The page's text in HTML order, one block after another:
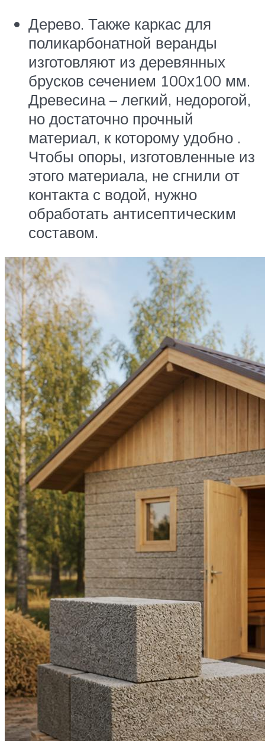
Дерево. Также каркас для
поликарбонатной веранды
изготовляют из деревянных
брусков сечением 100х100 мм.
Древесина – легкий, недорогой,
но достаточно прочный
материал, к которому удобно .
Чтобы опоры, изготовленные из
этого материала, не сгнили от
контакта с водой, нужно
обработать антисептическим
составом.